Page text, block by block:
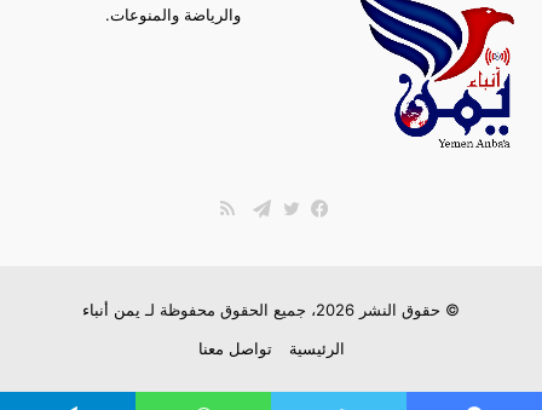
والرياضة والمنوعات.
© حقوق النشر 2026، جميع الحقوق محفوظة لـ
يمن أنباء
الرئيسية
تواصل معنا